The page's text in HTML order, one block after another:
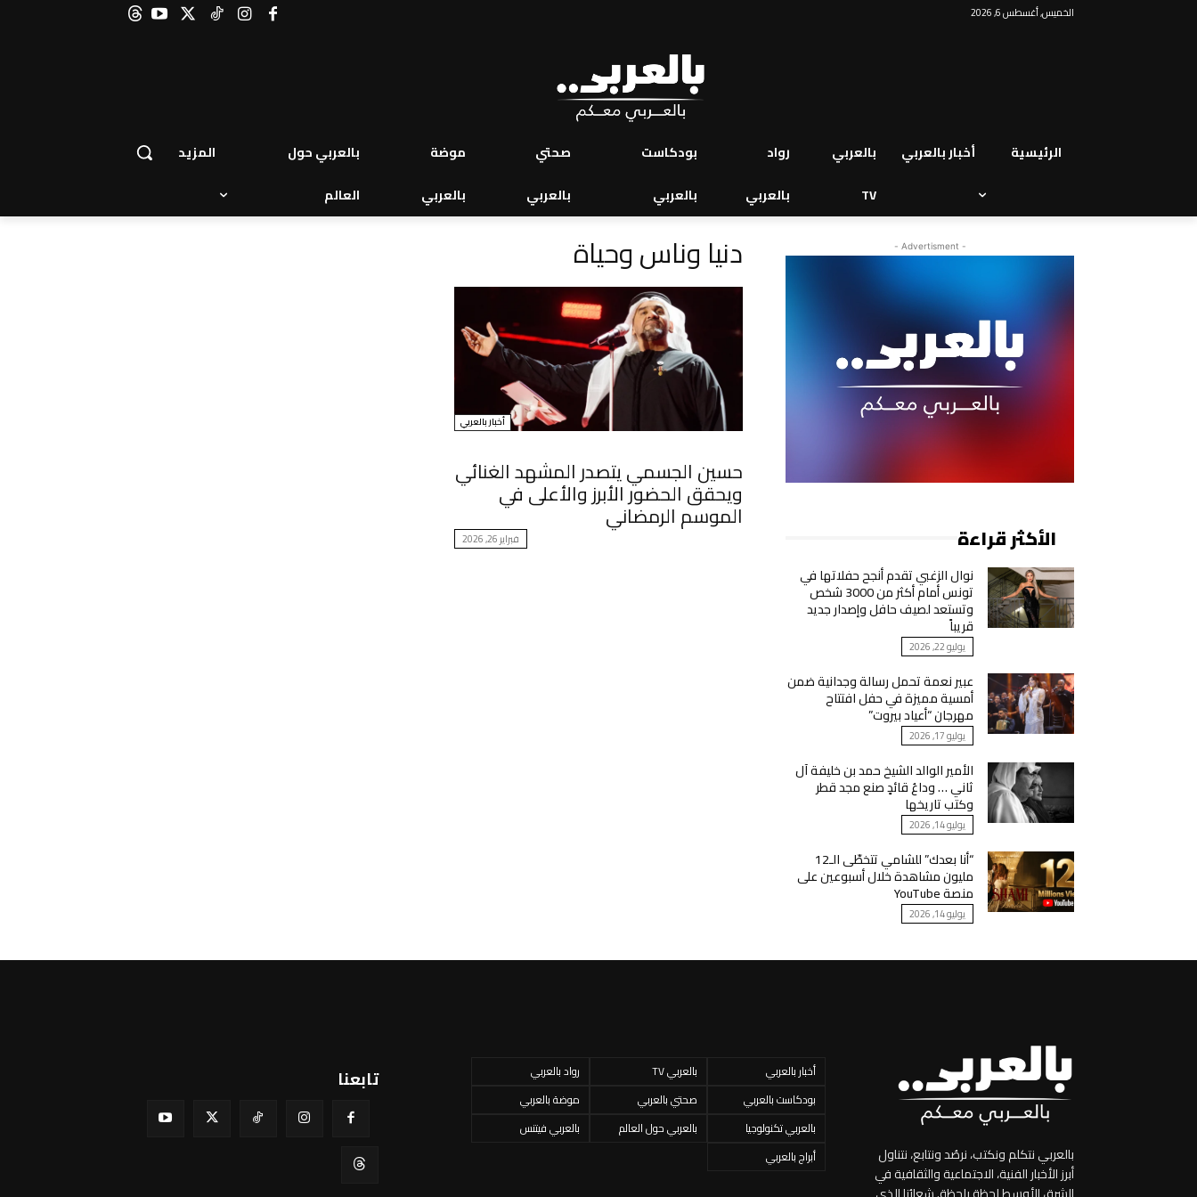
الخميس, أغسطس 6, 2026
الرئيسية أخبار بالعربي
بالعربي
TV
رواد
بالعربي
بودكاست
بالعربي
صحتي
بالعربي
موضة
بالعربي
بالعربي حول
العالم
المزيد
دنيا وناس وحياة
أخبار بالعربي
حسين الجسمي يتصدر المشهد الغنائي
ويحقق الحضور الأبرز والأعلى في
الموسم الرمضاني
فبراير 26, 2026
- Advertisment -
الأكثر قراءة
نوال الزغبي تقدم أنجح حفلاتها في
تونس أمام أكثر من 3000 شخص
وتستعد لصيف حافل وإصدار جديد
قريباً
يوليو 22, 2026
عبير نعمة تحمل رسالة وجدانية ضمن
أمسية مميزة في حفل افتتاح
مهرجان “أعياد بيروت”
يوليو 17, 2026
الأمير الوالد الشيخ حمد بن خليفة آل
ثاني … وداعُ قائدٍ صنع مجد قطر
وكتب تاريخها
يوليو 14, 2026
“أنا بعدك” للشامي تتخطّى الـ12
مليون مشاهدة خلال أسبوعين على
منصة YouTube
يوليو 14, 2026
تابعنا أخبار بالعربي بالعربي TV
رواد بالعربي
بودكاست بالعربي
صحتي بالعربي
موضة بالعربي
بالعربي تكنولوجيا
بالعربي حول العالم
بالعربي فيتنس
أبراج بالعربي
بالعربي نتكلم ونكتب، نرصُد ونتابع، نتناول
أبرز الأخبار الفنية، الاجتماعية والثقافية في